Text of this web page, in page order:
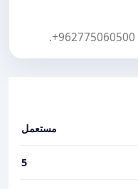
+962775060500
.
مستعمل
5